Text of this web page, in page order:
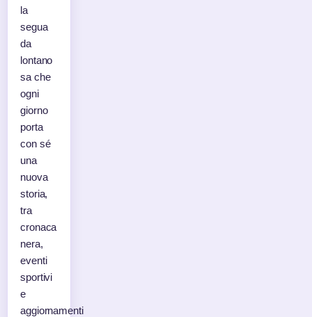
la
segua
da
lontano
sa che
ogni
giorno
porta
con sé
una
nuova
storia,
tra
cronaca
nera,
eventi
sportivi
e
aggiornamenti